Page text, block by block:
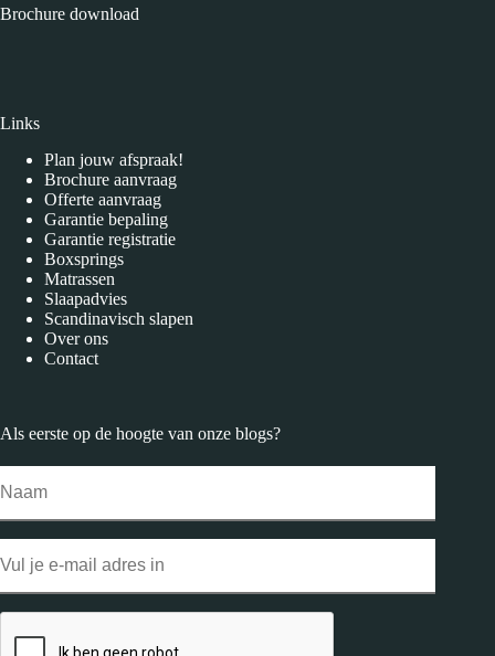
Brochure download
Links
Plan jouw afspraak!
Brochure aanvraag
Offerte aanvraag
Garantie bepaling
Garantie registratie
Boxsprings
Matrassen
Slaapadvies
Scandinavisch slapen
Over ons
Contact
Als eerste op de hoogte van onze blogs?
CAPTCHA